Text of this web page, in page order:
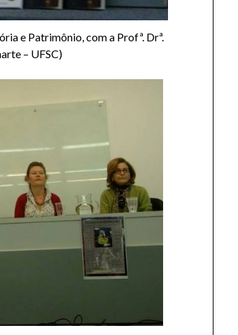
e Patrimônio, com a Profª. Drª.
– UFSC)